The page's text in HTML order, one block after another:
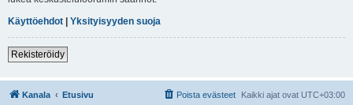
Käyttöehdot | Yksityisyyden suoja
Rekisteröidy
Kanala Etusivu Kaikki ajat ovat UTC+03:00
Poista evästeet